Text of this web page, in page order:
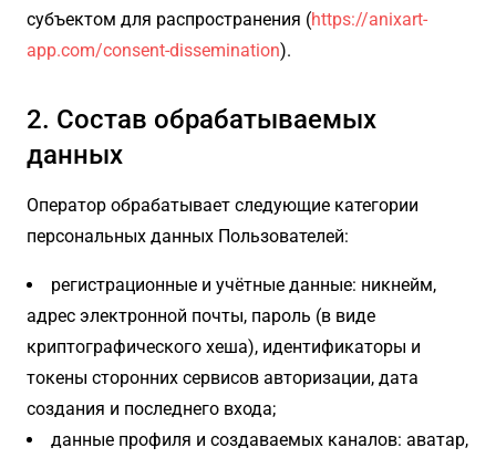
субъектом для распространения (https://anixart-
app.com/consent-dissemination).
2. Состав обрабатываемых
данных
Оператор обрабатывает следующие категории
персональных данных Пользователей:
регистрационные и учётные данные: никнейм,
адрес электронной почты, пароль (в виде
криптографического хеша), идентификаторы и
токены сторонних сервисов авторизации, дата
создания и последнего входа;
данные профиля и создаваемых каналов: аватар,